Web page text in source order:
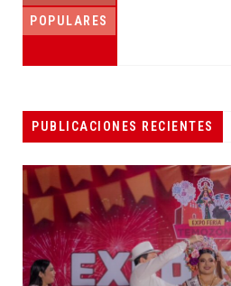
POPULARES
PUBLICACIONES RECIENTES
FERIAS SENSORIALES PARA
DESTACADAS